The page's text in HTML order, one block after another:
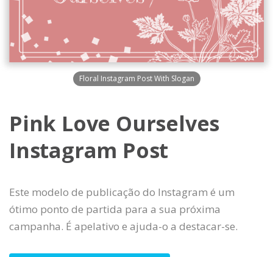
Floral Instagram Post With Slogan
Pink Love Ourselves
Instagram Post
Este modelo de publicação do Instagram é um
ótimo ponto de partida para a sua próxima
campanha. É apelativo e ajuda-o a destacar-se.